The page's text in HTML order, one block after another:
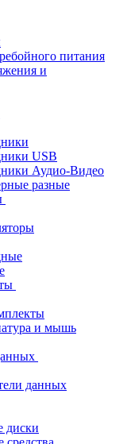
питания
и
USB
Аудио-Видео
разные
и мышь
данных
диски